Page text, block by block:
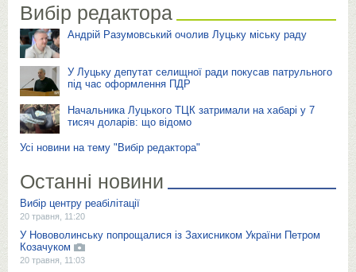
Вибір редактора
Андрій Разумовський очолив Луцьку міську раду
У Луцьку депутат селищної ради покусав патрульного
під час оформлення ПДР
Начальника Луцького ТЦК затримали на хабарі у 7
тисяч доларів: що відомо
Усі новини на тему "Вибір редактора"
Останні новини
Вибір центру реабілітації
20 травня, 11:20
У Нововолинську попрощалися із Захисником України Петром
Козачуком
20 травня, 11:03